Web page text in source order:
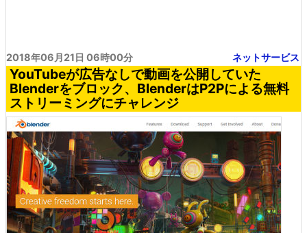
2018年06月21日 06時00分 ネットサービス
YouTubeが広告なしで動画を公開していた
Blenderをブロック、BlenderはP2Pによる無料
ストリーミングにチャレンジ